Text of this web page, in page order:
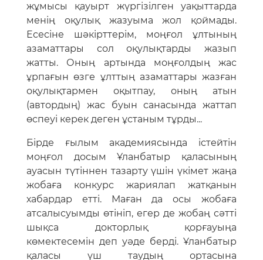
жұмысы қауырт жүргізілген уақыттарда
менің оқулық жазуыма жол қоймады.
Есесіне шәкірттерім, моңғол ұлтының
азаматтары сол оқулықтарды жазып
жатты. Оның артында моңғолдың жас
ұрпағын өзге ұлттың азаматтары жазған
оқулықтармен оқытпау, оның атын
(автордың) жас буын санасында жаттап
өспеуі керек деген ұстаным тұрды...
Бірде ғылым академиясында істейтін
моңғол досым Ұланбатыр қаласының
ауасын түтіннен тазарту үшін үкімет жаңа
жобаға конкурс жариялап жатқанын
хабардар етті. Маған да осы жобаға
атсалысуымды өтініп, егер де жобаң сәтті
шықса докторлық қорғауыңа
көмектесемін деп уәде берді. Ұланбатыр
қаласы үш таудың ортасына